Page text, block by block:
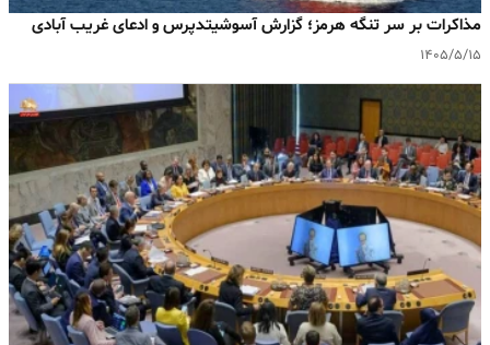
مذاکرات بر سر تنگه هرمز؛ گزارش آسوشیتدپرس و ادعای غریب آبادی
۱۴۰۵/۵/۱۵